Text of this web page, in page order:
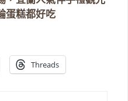
蛋糕都好吃
Threads